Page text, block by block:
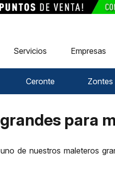
Servicios Empresas
Ceronte Zontes
para
de nuestros maleteros